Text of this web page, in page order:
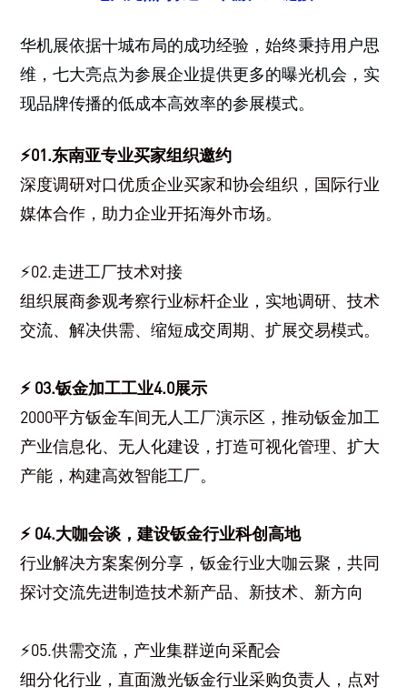
华机展依据十城布局的成功经验，始终秉持用户思
维，七大亮点为参展企业提供更多的曝光机会，实
现品牌传播的低成本高效率的参展模式。
⚡01.东南亚专业买家组织邀约
深度调研对口优质企业买家和协会组织，国际行业
媒体合作，助力企业开拓海外市场。
⚡02.走进工厂技术对接
组织展商参观考察行业标杆企业，实地调研、技术
交流、解决供需、缩短成交周期、扩展交易模式。
⚡ 03.钣金加工工业4.0展示
2000平方钣金车间无人工厂演示区，推动钣金加工
产业信息化、无人化建设，打造可视化管理、扩大
产能，构建高效智能工厂。
⚡ 04.大咖会谈，建设钣金行业科创高地
行业解决方案案例分享，钣金行业大咖云聚，共同
探讨交流先进制造技术新产品、新技术、新方向
⚡05.供需交流，产业集群逆向采配会
细分化行业，直面激光钣金行业采购负责人，点对